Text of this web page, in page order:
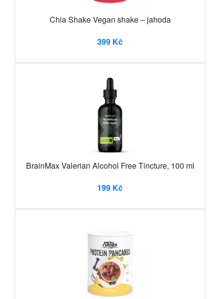
Chia Shake Vegan shake – jahoda
399 Kč
BrainMax Valerian Alcohol Free Tincture, 100 ml
199 Kč